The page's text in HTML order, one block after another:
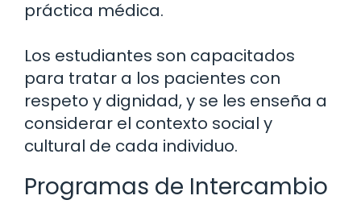
práctica médica.
Los estudiantes son capacitados
para tratar a los pacientes con
respeto y dignidad, y se les enseña a
considerar el contexto social y
cultural de cada individuo.
Programas de Intercambio